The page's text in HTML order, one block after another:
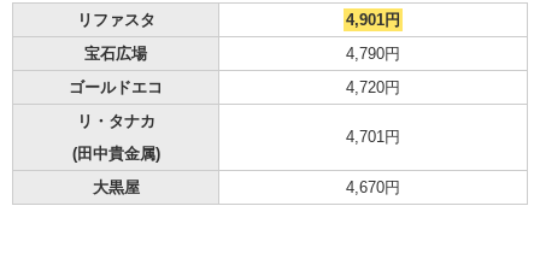
リファスタ
4,901円
宝石広場
4,790円
ゴールドエコ
4,720円
リ・タナカ
(田中貴金属)
4,701円
大黒屋 4,670円